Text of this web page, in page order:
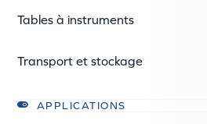
Tables à instruments
Transport et stockage
APPLICATIONS